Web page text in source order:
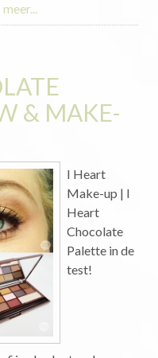
meer...
& MAKE-
I Heart
Make-up | I
Heart
Chocolate
Palette in de
test!